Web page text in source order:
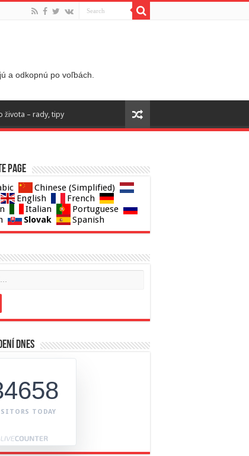
a odkopnú po voľbách.
života – rady, tipy
page
Chinese (Simplified)
English
French
Italian
Portuguese
Slovak Spanish
dnes
TODAY